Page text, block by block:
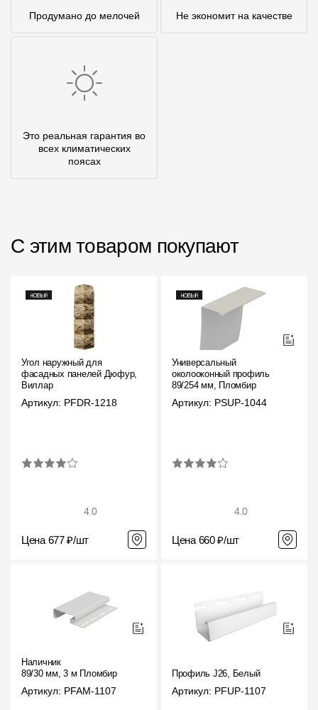
Продумано до мелочей Не экономит на качестве
Это реальная гарантия во
всех климатических
поясах
С этим товаром покупают
Угол наружный для
фасадных панелей Дюфур,
Виллар
Артикул: PFDR-1218
4.0
Цена 677 ₽/шт
Универсальный
околооконный профиль
89/254 мм, Пломбир
Артикул: PSUP-1044
4.0
Цена 660 ₽/шт
Наличник
89/30 мм, 3 м Пломбир
Артикул: PFAM-1107
Профиль J26, Белый
Артикул: PFUP-1107